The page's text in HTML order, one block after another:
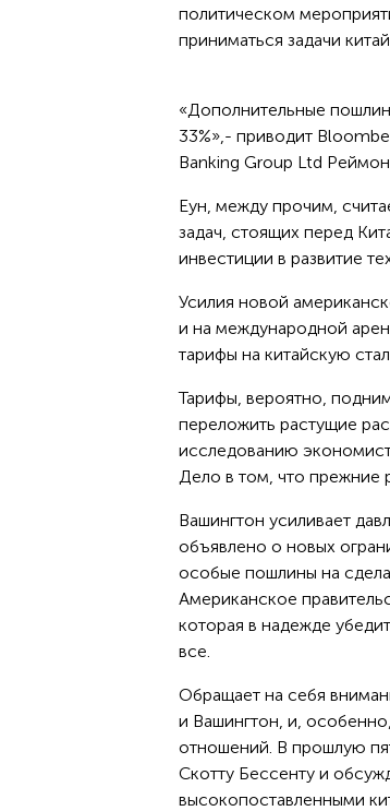
политическом
приниматься задачи
«Дополнительные
33%»,- приводит
Banking Group Ltd
Еун, между прочим,
задач, стоящих перед
инвестиции в развитие
Усилия новой
и на международной
тарифы на китайскую
Тарифы, вероятно,
переложить растущие
исследованию
Дело в том, что прежние
Вашингтон усиливает
объявлено о новых
особые пошлины на
Американское
которая в надежде
все.
Обращает на себя
и Вашингтон, и,
отношений. В прошлую
Скотту Бессенту и
высокопоставленными